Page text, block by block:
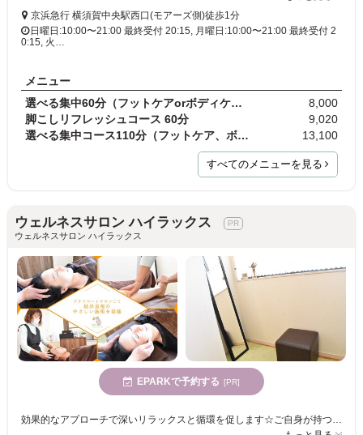
京浜急行 横須賀中央駅西口(モアーズ側)徒歩1分
日曜日:10:00〜21:00 最終受付 20:15, 月曜日:10:00〜21:00 最終受付 2
0:15, 火…
メニュー
選べる集中60分（フットケアorボディケア＋ストレッ…
8,000
脚こしリフレッシュコース 60分
9,020
選べる集中コース110分（フットケア、ボディケア、オ…
13,100
すべてのメニューを見る
ウェルネスサロン ハイラックス
ウェルネスサロン ハイラックス
EPARKで予約する [PR]